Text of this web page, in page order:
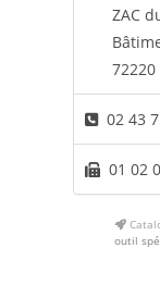
ZAC
72220
02 43
01 02
outil